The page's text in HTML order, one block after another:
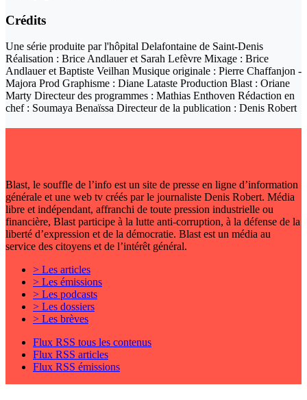
Crédits
Une série produite par l'hôpital Delafontaine de Saint-Denis
Réalisation : Brice Andlauer et Sarah Lefèvre Mixage : Brice
Andlauer et Baptiste Veilhan Musique originale : Pierre Chaffanjon -
Majora Prod Graphisme : Diane Lataste Production Blast : Oriane
Marty Directeur des programmes : Mathias Enthoven Rédaction en
chef : Soumaya Benaïssa Directeur de la publication : Denis Robert
Blast, le souffle de l’info est un site de presse en ligne d’information
générale et une web tv créés par le journaliste Denis Robert. Média
libre et indépendant, affranchi de toute pression industrielle ou
financière, Blast participe à la lutte anti-corruption, à la défense de la
liberté d’expression et de la démocratie. Blast est un média au
service des citoyens et de l’intérêt général.
> Les articles
> Les émissions
> Les podcasts
> Les dossiers
> Les brèves
Flux RSS tous les contenus
Flux RSS articles
Flux RSS émissions